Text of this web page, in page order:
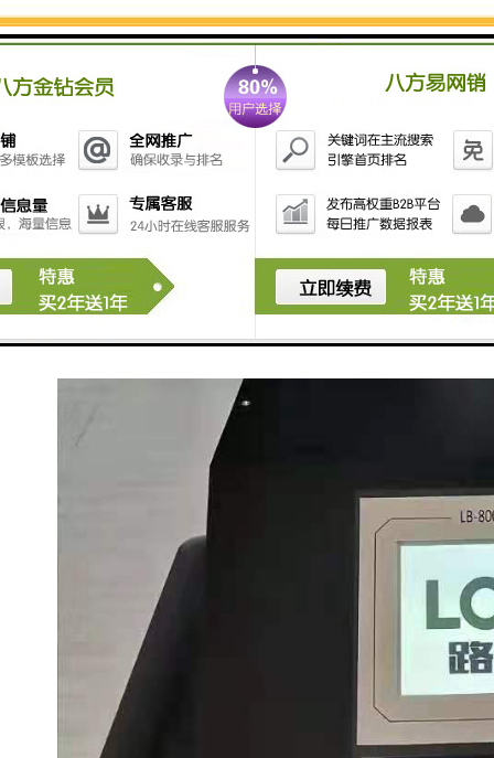
输入信号：4～20mA RS232、485
样品重试：多3次
数据存储：32M数据存储空间
上电自检：数据存储器、时钟、RAM、ROM
供电电源：AC220V DC+12V
内置电池：12V锂电池，供时钟及系统参数
过载保护：15A 热熔保险丝